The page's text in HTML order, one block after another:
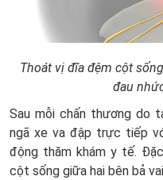
Thoát vị đĩa đệm cột
đau
Sau mỗi chấn thương do
ngã xe va đập trực tiếp
động thăm khám y tế.
cột sống giữa hai bên bả